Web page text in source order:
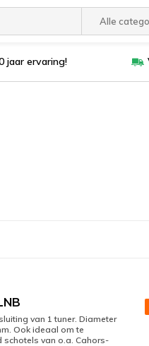
Alle
jaar ervaring!
van 1 tuner. Diameter
Ook ideaal om te
van o.a. Cahors-